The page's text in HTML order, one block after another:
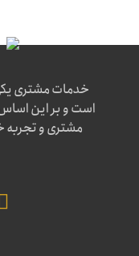
خدمات مشتری
است و بر این
مشتری و